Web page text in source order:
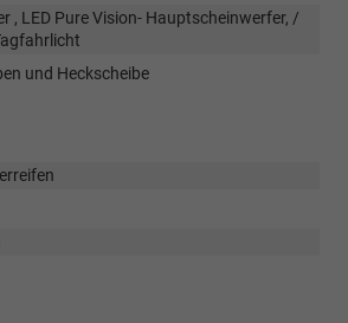
, LED Pure Vision- Hauptscheinwerfer, /
und Heckscheibe